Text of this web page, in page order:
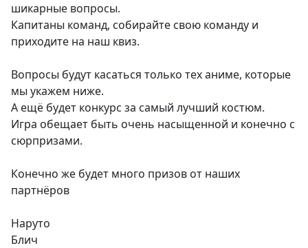
шикарные вопросы.
Капитаны команд, собирайте свою команду и
приходите на наш квиз.
Вопросы будут касаться только тех аниме, которые
мы укажем ниже.
А ещё будет конкурс за самый лучший костюм.
Игра обещает быть очень насыщенной и конечно с
сюрпризами.
Конечно же будет много призов от наших
партнёров
Наруто
Блич